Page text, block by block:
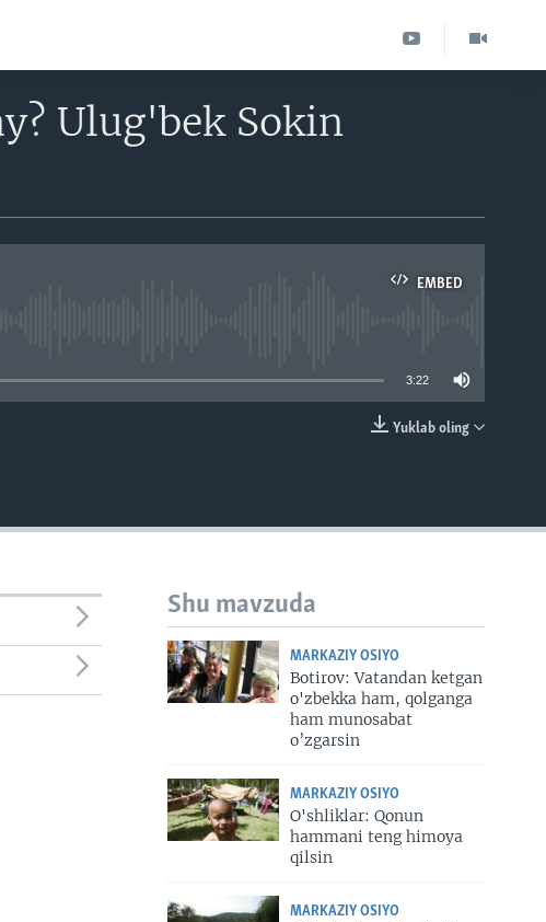
Ulug'bek Sokin
EMBED
3:22
Yuklab oling
Shu mavzuda
MARKAZIY OSIYO
Botirov: Vatandan ketgan
o'zbekka ham, qolganga
ham munosabat
o’zgarsin
MARKAZIY OSIYO
O'shliklar: Qonun
hammani teng himoya
qilsin
MARKAZIY OSIYO